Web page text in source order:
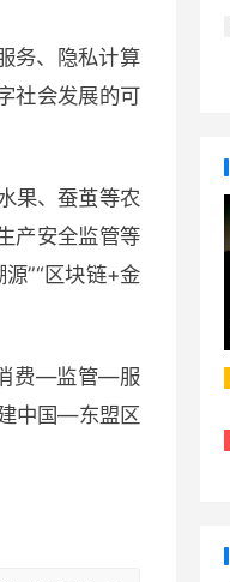
务、隐私计算
社会发展的可
果、蚕茧等农
产安全监管等
”“区块链+金
消费—监管—服
中国—东盟区